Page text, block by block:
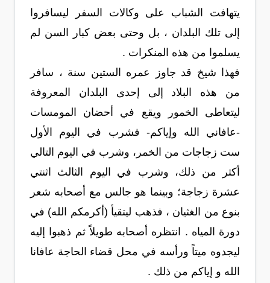
يتهافت الشباب على وكالات السفر ليسافروا
إلى تلك البلدان ، بل وحتى بعض كبار السن لم
يسلموا من هذه المنكرات .
فهذا شيخ قد جاوز عمره الستين سنة ، سافر
من هذه البلاد إلى إحدى البلدان المعروفة
ليتعاطى الخمور ويقع في أحضان المومسات
-عافاني الله وإياكم- فشرب في اليوم الأول
ست زجاجات من الخمر، وشرب في اليوم التالي
أكثر من ذلك، وشرب في اليوم الثالث اثنتي
عشرة زجاجة؛ وبينما هو جالس مع أصحابه شعر
بنوع من الغثيان ، فذهب ليتقيأ (أكرمكم الله) في
دورة المياه . انتظره أصحابه طويلاً ثم ذهبوا إليه
ليجدوه ميتاً ورأسه في محل قضاء الحاجة عافانا
الله و إياكم من ذلك .